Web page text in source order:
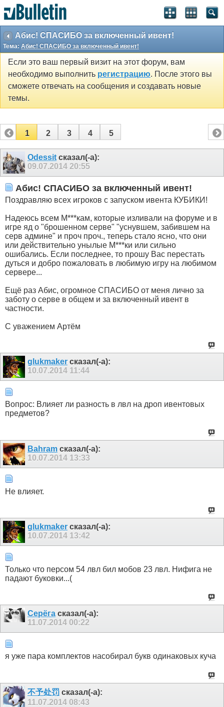
Абис! СПАСИБО за включенный ивент!
Тема: Абис! СПАСИБО за включенный ивент!
Если это ваш первый визит на этот форум, вам
необходимо выполнить регистрацию. После этого вы
сможете отвечать на сообщения и создавать новые
темы.
1 2 3 4 5
Odessit сказал(-а):
09.07.2014 20:55
Абис! СПАСИБО за включенный ивент!
Поздравляю всех игроков с запуском ивента КУБИКИ!
Надеюсь всем М***кам, которые изливали на форуме и в
игре яд о "брошенном серве" "уснувшем, забившем на
серв админе" и проч проч., теперь стало ясно, что они
или действительно унылые М***ки или сильно
ошибались. Если последнее, то прошу Вас перестать
дуться и добро пожаловать в любимую игру на любимом
сервере...
Ещё раз Абис, огромное СПАСИБО от меня лично за
заботу о серве в общем и за включенный ивент в
частности.
С уважением Артём
glukmaker сказал(-а):
10.07.2014 11:44
Вопрос: Влияет ли разность в лвл на дроп ивентовых
предметов?
Bahram сказал(-а):
10.07.2014 13:33
Не влияет.
glukmaker сказал(-а):
10.07.2014 13:42
Только что персом 54 лвл бил мобов 23 лвл. Нифига не
падают буковки...(
Серёга сказал(-а):
11.07.2014 00:22
я уже пара комплектов насобирал букв одинаковых куча
不予处罚 сказал(-а):
11.07.2014 08:43